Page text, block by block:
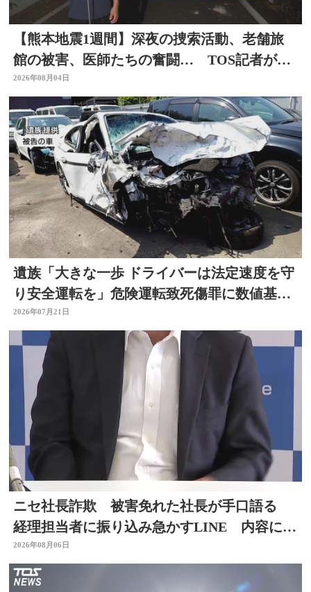
【熊本地震1週間】深夜の捜索活動、老舗旅
館の被害、医師たちの奮闘… TOS記者が取
材した被災地 大分
2026年08月04日
遺族「大きな一歩 ドライバーは法定速度を守
り安全運転を」危険運転致死傷罪に数値基
準 改正法施行
2026年07月21日
ニセ社長詐欺 被害免れた社長が手口語る
経理担当者に振り込み急かすLINE 内容に不
信感 大分
2026年08月06日